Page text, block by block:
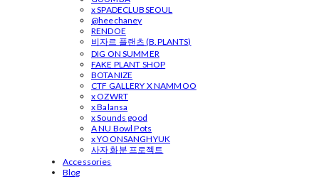
x SPADECLUBSEOUL
@heechaney
RENDOE
비자르 플랜츠 (B.PLANTS)
DIG ON SUMMER
FAKE PLANT SHOP
BOTANIZE
CTF GALLERY X NAMMOO
x OZWRT
x Balansa
x Sounds good
A NU Bowl Pots
x YOONSANGHYUK
사자 화분 프로젝트
Accessories
Blog